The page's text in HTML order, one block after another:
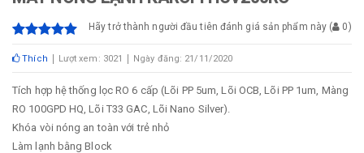
Hãy trở thành người đầu tiên đánh giá sản phẩm này ( 0)
Thích Lượt xem: 3021 Ngày đăng: 21/11/2020
Tích hợp hệ thống lọc RO 6 cấp (Lõi PP 5um, Lõi OCB, Lõi PP 1um, Màng
RO 100GPD HQ, Lõi T33 GAC, Lõi Nano Silver).
Khóa vòi nóng an toàn với trẻ nhỏ
Làm lạnh bằng Block